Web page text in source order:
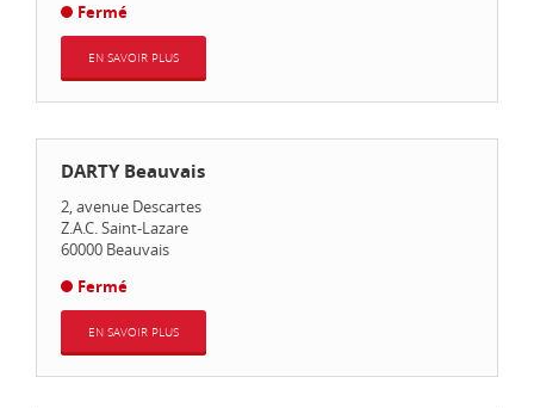
Fermé
EN SAVOIR PLUS
DARTY Beauvais
2, avenue Descartes
Z.A.C. Saint-Lazare
60000 Beauvais
Fermé
EN SAVOIR PLUS